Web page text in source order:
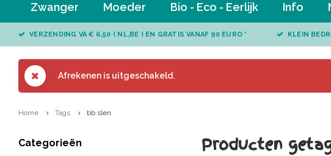
Zwanger Moeder Bio - Eco - Eerlijk Info
VERZENDING VA € 6,50 ( NL,BE ) EN GRATIS VANAF 90 EURO * KLEIN
Afrekenen is uitgeschakeld.
Home Tags bb slen
Categorieën Producten